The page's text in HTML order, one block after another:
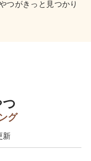
つがきっと見つかり
グ
新